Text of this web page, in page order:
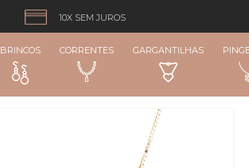
10X SEM JUROS
BRINCOS CORRENTES GARGANTILHAS